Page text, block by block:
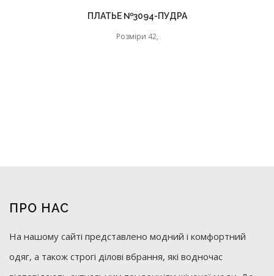
ПЛАТЬЕ №3094-ПУДРА
Розміри 42,
ПРО НАС
На нашому сайті представлено модний і комфортний
одяг, а також строгі ділові вбрання, які водночас